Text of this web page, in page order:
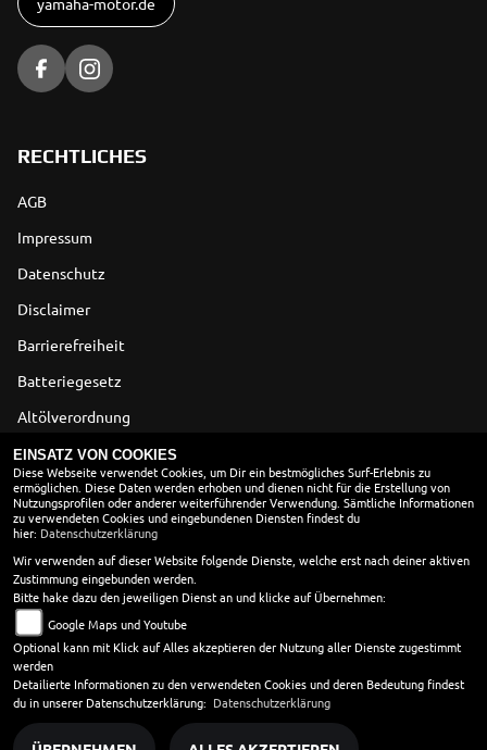
RECHTLICHES
AGB
Impressum
Datenschutz
Disclaimer
Barrierefreiheit
Batteriegesetz
Altölverordnung
ÖFFNUNGSZEITEN
Montag:
geschlossen
Dienstag:
08:00 - 12:00 und 13:00 - 17:00
Mittwoch:
08:00 - 12:00 und 13:00 - 17:00
Donnerstag:
08:00 - 12:00 und 13:00 - 17:00
Freitag:
08:00 - 17:00
Samstag:
geschlossen
Sonntag:
geschlossen
Samstag nach Vereinbarung
EINSATZ VON COOKIES
Diese Webseite verwendet Cookies, um Dir ein bestmögliches Surf-Erlebnis zu
ermöglichen. Diese Daten werden erhoben und dienen nicht für die Erstellung von
Nutzungsprofilen oder anderer weiterführender Verwendung. Sämtliche Informationen
zu verwendeten Cookies und eingebundenen Diensten findest du
hier: Datenschutzerklärung
Wir verwenden auf dieser Website folgende Dienste, welche erst nach deiner aktiven
Zustimmung eingebunden werden.
Bitte hake dazu den jeweiligen Dienst an und klicke auf Übernehmen:
Google Maps und Youtube
Optional kann mit Klick auf Alles akzeptieren der Nutzung aller Dienste zugestimmt
werden
Detailierte Informationen zu den verwendeten Cookies und deren Bedeutung findest
du in unserer Datenschutzerklärung: Datenschutzerklärung